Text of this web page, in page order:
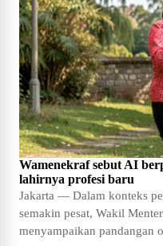
Wamenekraf sebut AI
lahirnya profesi baru
Jakarta — Dalam konteks
semakin pesat, Wakil
menyampaikan pandangan